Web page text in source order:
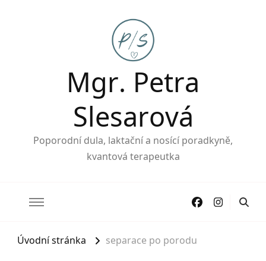
Mgr. Petra
Slesarová
Poporodní dula, laktační a nosící poradkyně,
kvantová terapeutka
Úvodní stránka separace po porodu